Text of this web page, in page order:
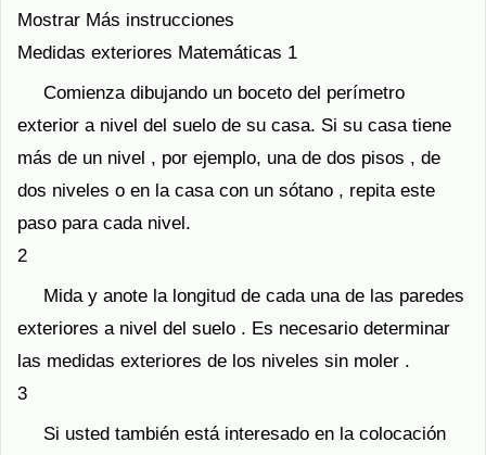
Mostrar Más instrucciones
Medidas exteriores Matemáticas 1
Comienza dibujando un boceto del perímetro
exterior a nivel del suelo de su casa. Si su casa tiene
más de un nivel , por ejemplo, una de dos pisos , de
dos niveles o en la casa con un sótano , repita este
paso para cada nivel.
2
Mida y anote la longitud de cada una de las paredes
exteriores a nivel del suelo . Es necesario determinar
las medidas exteriores de los niveles sin moler .
3
Si usted también está interesado en la colocación